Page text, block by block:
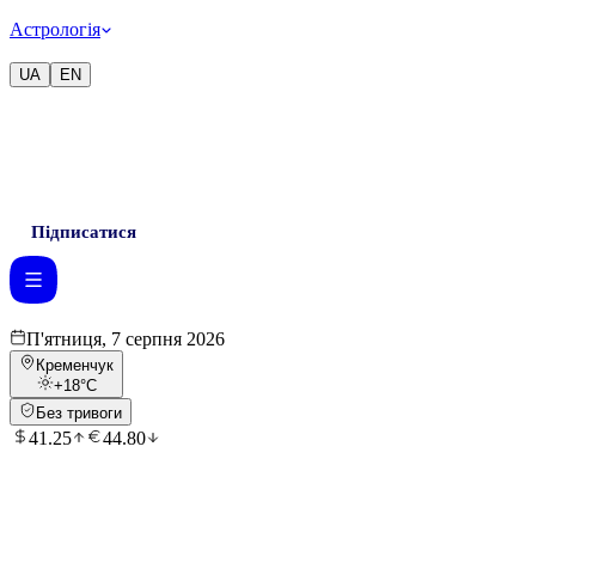
Астрологія
UA EN
Підписатися
П'ятниця, 7 серпня 2026
Кременчук
+18°C
Без тривоги
41.25 44.80